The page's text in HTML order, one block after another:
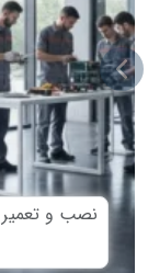
نصب و تعمیر